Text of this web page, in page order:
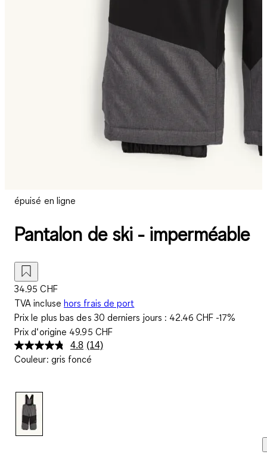
épuisé en ligne
Pantalon de ski - imperméable
34.95 CHF
TVA incluse hors frais de port
Prix le plus bas des 30 derniers jours : 42.46 CHF -17%
Prix d‘origine 49.95 CHF
4.8 Lire
14
(14)
Couleur: gris foncé